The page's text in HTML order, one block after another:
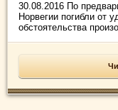
30.08.2016 По
Норвегии погибли от
обстоятельства